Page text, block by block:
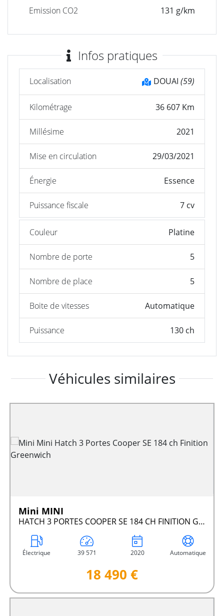
Emission CO2 131 g/km
Infos pratiques
Localisation DOUAI (59)
Kilométrage 36 607 Km
Millésime 2021
Mise en circulation 29/03/2021
Énergie Essence
Puissance fiscale 7 cv
Couleur Platine
Nombre de porte 5
Nombre de place 5
Boite de vitesses Automatique
Puissance 130 ch
Véhicules similaires
Mini MINI
HATCH 3 PORTES COOPER SE 184 CH FINITION GREENWICH
Électrique 39 571 2020 Automatique
18 490 €